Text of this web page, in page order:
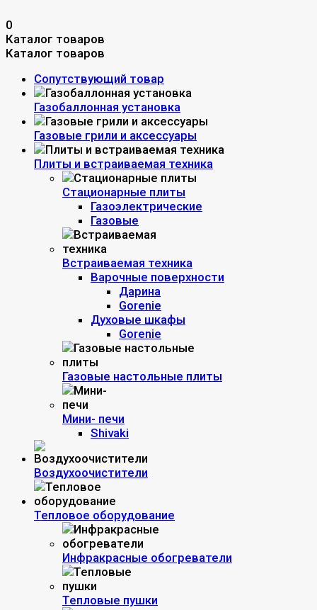
0
Каталог товаров
Каталог товаров
Сопутствующий товар
Газобаллонная установка
Газовые грили и аксессуары
Плиты и встраиваемая техника
Стационарные плиты
Газоэлектрические
Газовые
Встраиваемая техника
Варочные поверхности
Дарина
Gorenie
Духовые шкафы
Gorenie
Газовые настольные плиты
Мини- печи
Shivaki
Воздухоочистители
Тепловое оборудование
Инфракрасные обогреватели
Тепловые пушки